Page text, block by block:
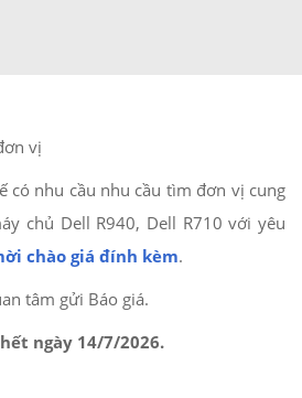
vị
có nhu cầu nhu cầu tìm đơn vị cung
chủ Dell R940, Dell R710 với yêu
chào giá đính kèm.
tâm gửi Báo giá.
ngày 14/7/2026.